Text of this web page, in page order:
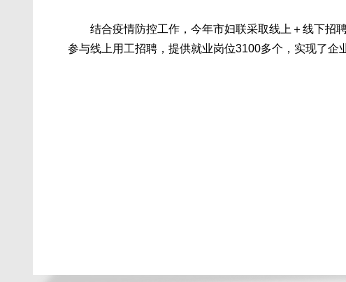
结合疫情防控工作，今年市妇联采取线上＋线下招聘
参与线上用工招聘，提供就业岗位3100多个，实现了企